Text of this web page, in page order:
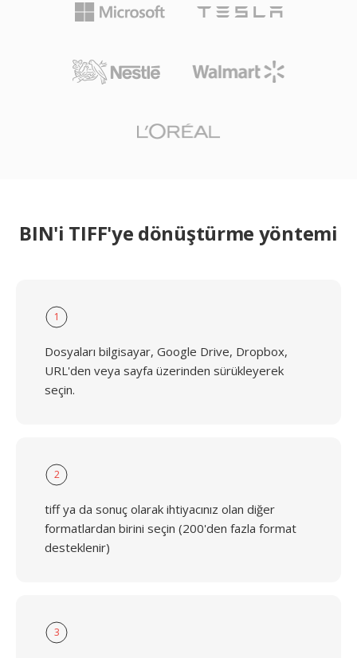
BIN'i TIFF'ye dönüştürme yöntemi
1
Dosyaları bilgisayar, Google Drive, Dropbox,
URL'den veya sayfa üzerinden sürükleyerek
seçin.
2
tiff ya da sonuç olarak ihtiyacınız olan diğer
formatlardan birini seçin (200'den fazla format
desteklenir)
3